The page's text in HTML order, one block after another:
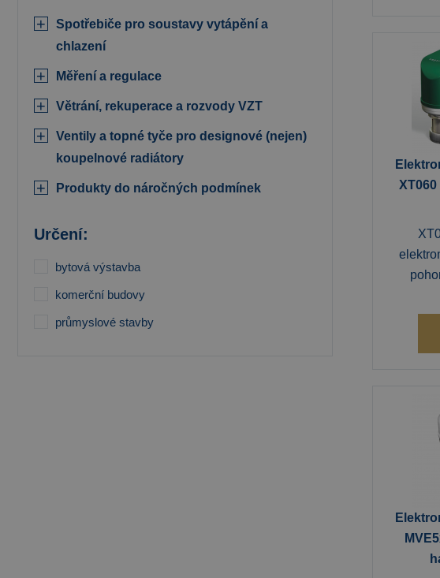
Spotřebiče pro soustavy vytápění a
chlazení
Měření a regulace
Větrání, rekuperace a rozvody VZT
Ventily a topné tyče pro designové (nejen)
koupelnové radiátory
Produkty do náročných podmínek
Určení:
bytová výstavba
komerční budovy
průmyslové stavby